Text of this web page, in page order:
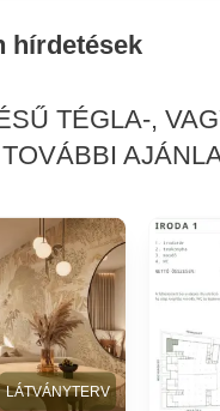
hírdetések
TÉGLA-,
LÁTVÁNYTERV